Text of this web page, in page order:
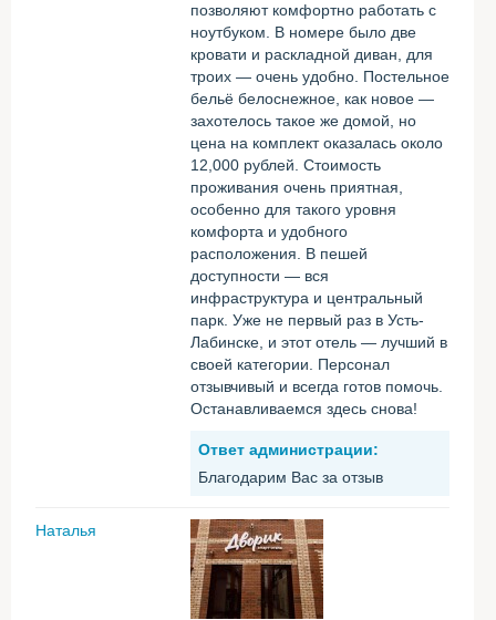
позволяют комфортно работать с
ноутбуком. В номере было две
кровати и раскладной диван, для
троих — очень удобно. Постельное
бельё белоснежное, как новое —
захотелось такое же домой, но
цена на комплект оказалась около
12,000 рублей. Стоимость
проживания очень приятная,
особенно для такого уровня
комфорта и удобного
расположения. В пешей
доступности — вся
инфраструктура и центральный
парк. Уже не первый раз в Усть-
Лабинске, и этот отель — лучший в
своей категории. Персонал
отзывчивый и всегда готов помочь.
Останавливаемся здесь снова!
Ответ администрации:
Благодарим Вас за отзыв
Наталья